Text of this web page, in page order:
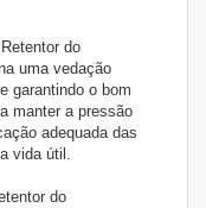
do
uma vedação
garantindo o bom
manter a pressão
adequada das
vida útil.
do